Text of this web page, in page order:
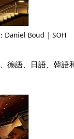
Daniel Boud | SOH
德語、日語、韓語